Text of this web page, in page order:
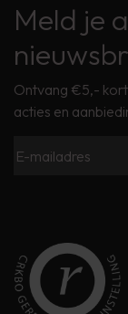
Meld je
Ontvang €5,-
acties en